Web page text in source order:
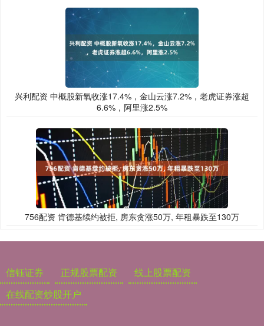
兴利配资 中概股新氧收涨17.4%，金山云涨7.2%，老虎证券涨超
6.6%，阿里涨2.5%
756配资 肯德基续约被拒, 房东贪涨50万, 年租暴跌至130万
信钰证券 正规股票配资
线上股票配资
在线配资炒股开户